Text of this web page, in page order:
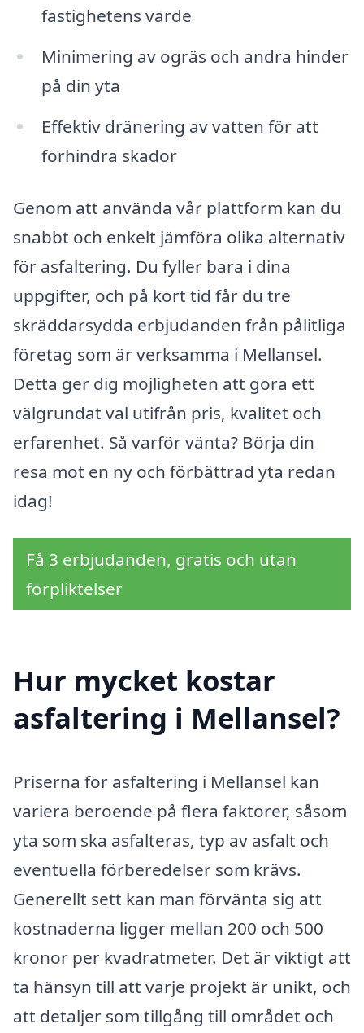
fastighetens värde
Minimering av ogräs och andra hinder
på din yta
Effektiv dränering av vatten för att
förhindra skador
Genom att använda vår plattform kan du
snabbt och enkelt jämföra olika alternativ
för asfaltering. Du fyller bara i dina
uppgifter, och på kort tid får du tre
skräddarsydda erbjudanden från pålitliga
företag som är verksamma i Mellansel.
Detta ger dig möjligheten att göra ett
välgrundat val utifrån pris, kvalitet och
erfarenhet. Så varför vänta? Börja din
resa mot en ny och förbättrad yta redan
idag!
Få 3 erbjudanden, gratis och utan
förpliktelser
Hur mycket kostar
asfaltering i Mellansel?
Priserna för asfaltering i Mellansel kan
variera beroende på flera faktorer, såsom
yta som ska asfalteras, typ av asfalt och
eventuella förberedelser som krävs.
Generellt sett kan man förvänta sig att
kostnaderna ligger mellan 200 och 500
kronor per kvadratmeter. Det är viktigt att
ta hänsyn till att varje projekt är unikt, och
att detaljer som tillgång till området och